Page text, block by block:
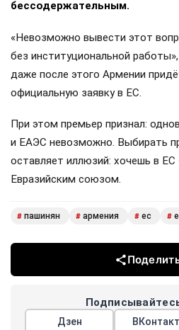
бессодержательным.
«Невозможно вывести этот
без институциональной
даже после этого Армении
официальную заявку в ЕС.
При этом премьер признал:
и ЕАЭС невозможно. Выбирать
оставляет иллюзий: хочешь в
Евразийским союзом.
# пашинян # армения # ес #
Дзен